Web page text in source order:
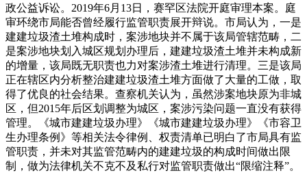
政公益诉讼。2019年6月13日，赛罕区法院开庭审理本案。庭
审环绕市局能否曾经履行监管职责展开辩说。市局认为，一是
建建垃圾渣土堆构成时，案涉地块并不属于该局管辖范畴，二
是案涉地块划入城区规划办理后，建建垃圾渣土堆并未构成新
的增量，该局既无职责也力对案涉渣土堆进行清理。三是该局
正在辖区内分析整治建建垃圾渣土堆方面做了大量的工做，取
得了优良的社会结果。查察机关认为，虽然涉案地块原为非城
区，但2015年后区划调整为城区，案涉污染问题一直没有获得
管理。《城市建建垃圾办理》《城市建建垃圾办理》《市容卫
生办理条例》等相关法令律例、权责清单已明白了市局具有监
管职责，并未对其监管范畴内的建建垃圾的构成时间做出限
制，做为法律机关不克不及私行对监管职责做出“限缩注释”。